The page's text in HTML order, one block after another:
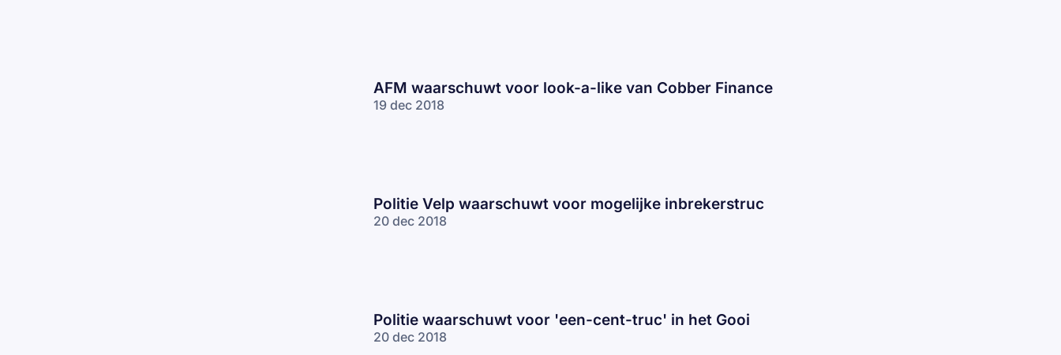
AFM waarschuwt voor look-a-like van Cobber Finance
19 dec 2018
Politie Velp waarschuwt voor mogelijke inbrekerstruc
20 dec 2018
Politie waarschuwt voor 'een-cent-truc' in het Gooi
20 dec 2018